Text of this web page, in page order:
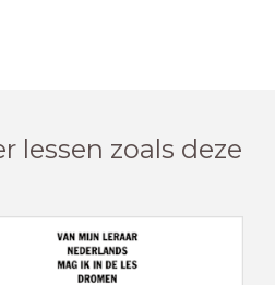
lessen zoals deze